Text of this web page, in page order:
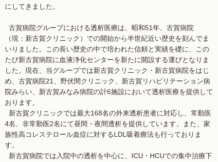
にしてきました。
古賀病院グループにおける透析医療は、昭和51年、古賀病院
（現：新古賀クリニック）での開始から半世紀近い歴史を刻んでま
いりました。この長い歴史の中で培われた信頼と実績を礎に、この
たび新古賀病院に血液浄化センターを新たに開設する運びとなりま
した。現在、当グループでは新古賀クリニック・新古賀病院をはじ
め、古賀病院21、野伏間クリニック、新古賀リハビリテーション病
院みらい、新古賀みなみ病院の計6施設において透析医療を提供して
おります。
新古賀クリニックでは最大168名の外来透析患者に対応し、常勤医
4名、非常勤医2名にて昼間・夜間透析を提供しています。また、家
族性高コレステロール血症に対するLDL吸着療法も行っておりま
す。
新古賀病院では入院中の透析を中心に、ICU・HCUでの集中治療下